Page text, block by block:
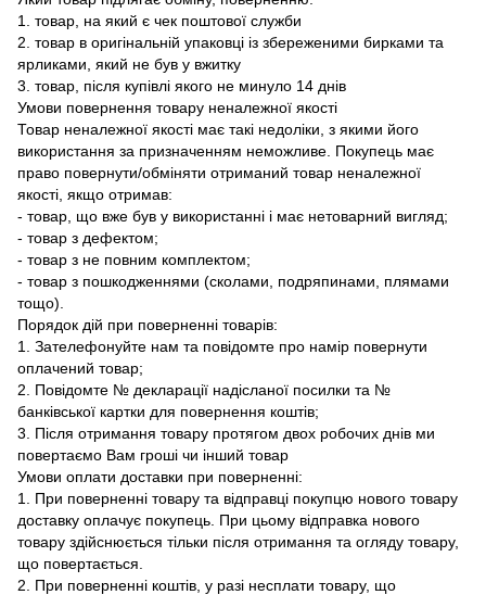
1. товар, на який є чек поштової служби
2. товар в оригінальній упаковці із збереженими бирками та
ярликами, який не був у вжитку
3. товар, після купівлі якого не минуло 14 днів
Умови повернення товару неналежної якості
Товар неналежної якості має такі недоліки, з якими його
використання за призначенням неможливе. Покупець має
право повернути/обміняти отриманий товар неналежної
якості, якщо отримав:
- товар, що вже був у використанні і має нетоварний вигляд;
- товар з дефектом;
- товар з не повним комплектом;
- товар з пошкодженнями (сколами, подряпинами, плямами
тощо).
Порядок дій при поверненні товарів:
1. Зателефонуйте нам та повідомте про намір повернути
оплачений товар;
2. Повідомте № декларації надісланої посилки та №
банківської картки для повернення коштів;
3. Після отримання товару протягом двох робочих днів ми
повертаємо Вам гроші чи інший товар
Умови оплати доставки при поверненні:
1. При поверненні товару та відправці покупцю нового товару
доставку оплачує покупець. При цьому відправка нового
товару здійснюється тільки після отримання та огляду товару,
що повертається.
2. При поверненні коштів, у разі несплати товару, що